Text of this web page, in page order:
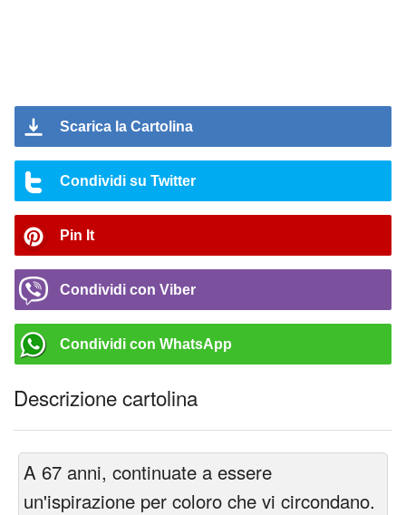
Scarica la Cartolina
Condividi su Twitter
Pin It
Condividi con Viber
Condividi con WhatsApp
Descrizione cartolina
A 67 anni, continuate a essere
un'ispirazione per coloro che vi circondano.